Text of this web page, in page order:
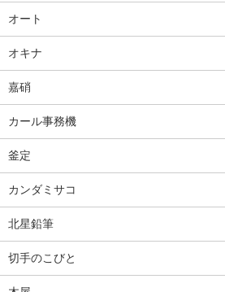
オート
オキナ
嘉硝
カール事務機
釜定
カンダミサコ
北星鉛筆
切手のこびと